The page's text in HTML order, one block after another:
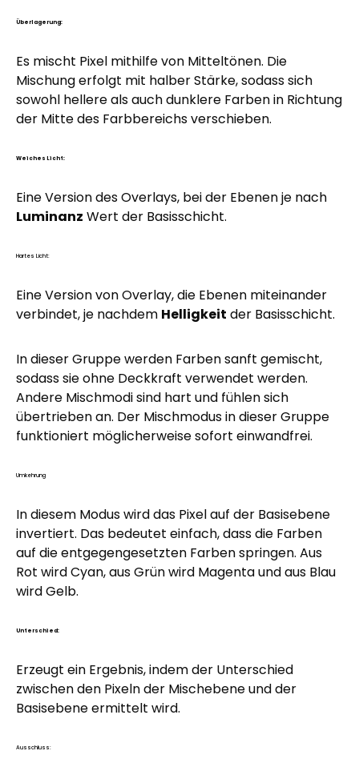
Überlagerung:
Es mischt Pixel mithilfe von Mitteltönen. Die
Mischung erfolgt mit halber Stärke, sodass sich
sowohl hellere als auch dunklere Farben in Richtung
der Mitte des Farbbereichs verschieben.
Weiches Licht:
Eine Version des Overlays, bei der Ebenen je nach
Luminanz Wert der Basisschicht.
Hartes Licht:
Eine Version von Overlay, die Ebenen miteinander
verbindet, je nachdem Helligkeit der Basisschicht.
In dieser Gruppe werden Farben sanft gemischt,
sodass sie ohne Deckkraft verwendet werden.
Andere Mischmodi sind hart und fühlen sich
übertrieben an. Der Mischmodus in dieser Gruppe
funktioniert möglicherweise sofort einwandfrei.
Umkehrung
In diesem Modus wird das Pixel auf der Basisebene
invertiert. Das bedeutet einfach, dass die Farben
auf die entgegengesetzten Farben springen. Aus
Rot wird Cyan, aus Grün wird Magenta und aus Blau
wird Gelb.
Unterschied:
Erzeugt ein Ergebnis, indem der Unterschied
zwischen den Pixeln der Mischebene und der
Basisebene ermittelt wird.
Ausschluss: